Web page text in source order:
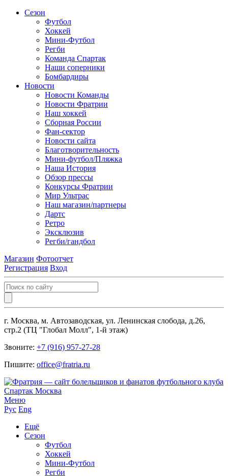
Сезон
Футбол
Хоккей
Мини-Футбол
Регби
Команда Спартак
Наши соперники
Бомбардиры
Новости
Новости Команды
Новости Фратрии
Наш хоккей
Сборная России
Фан-cектор
Новости сайта
Благотворительность
Мини-футбол/Пляжка
Наша История
Обзор прессы
Конкурсы Фратрии
Мир Ультрас
Наш магазин/партнеры
Дартс
Ретро
Эксклюзив
Регби/гандбол
Магазин Фотоотчет
Регистрация Вход
г. Москва, м. Автозаводская, ул. Ленинская слобода, д.26,
стр.2 (ТЦ "Глобал Молл", 1-й этаж)
Звоните: +7 (916) 957-27-28
Пишите: office@fratria.ru
Меню
Рус Eng
Ещё
Сезон
Футбол
Хоккей
Мини-Футбол
Регби